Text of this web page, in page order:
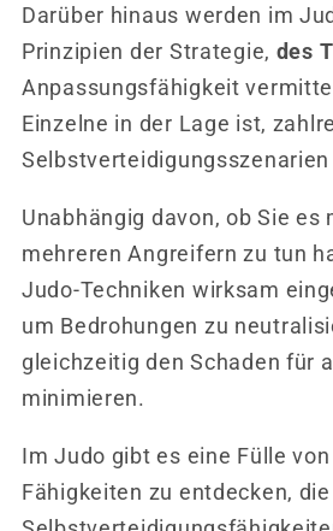
Darüber hinaus werden im
Prinzipien der Strategie, des
Anpassungsfähigkeit
Einzelne in der Lage ist,
Unabhängig davon, ob Sie es
mehreren Angreifern zu tun
Judo-Techniken wirksam
um Bedrohungen zu
gleichzeitig den Schaden für
minimieren.
Im Judo gibt es eine Fülle
Fähigkeiten zu entdecken,